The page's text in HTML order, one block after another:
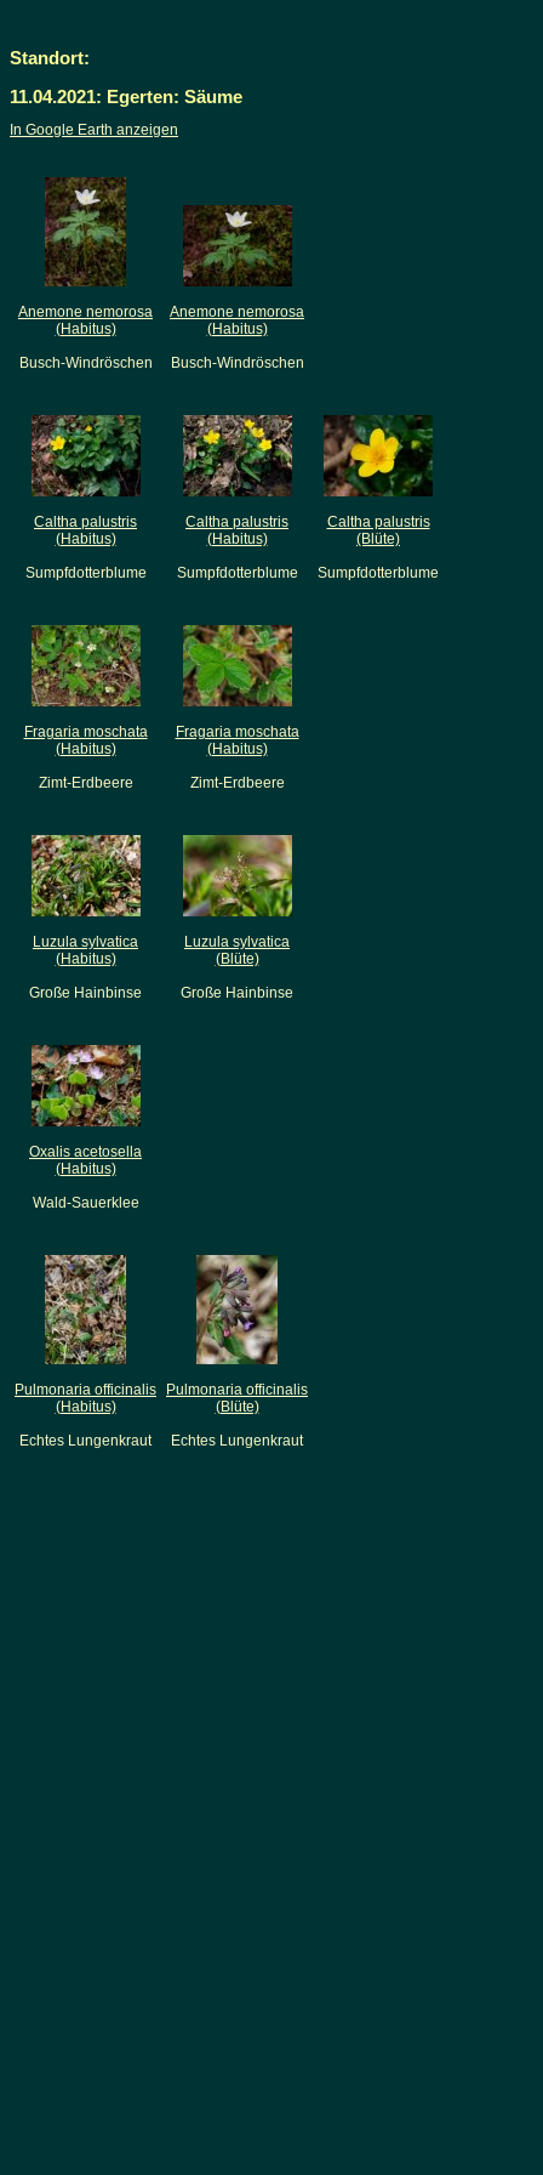
Standort:
11.04.2021: Egerten: Säume
In Google Earth anzeigen
Anemone nemorosa
(Habitus)
Busch-Windröschen
Anemone nemorosa
(Habitus)
Busch-Windröschen
Caltha palustris
(Habitus)
Sumpfdotterblume
Caltha palustris
(Habitus)
Sumpfdotterblume
Caltha palustris
(Blüte)
Sumpfdotterblume
Fragaria moschata
(Habitus)
Zimt-Erdbeere
Fragaria moschata
(Habitus)
Zimt-Erdbeere
Luzula sylvatica
(Habitus)
Große Hainbinse
Luzula sylvatica
(Blüte)
Große Hainbinse
Oxalis acetosella
(Habitus)
Wald-Sauerklee
Pulmonaria officinalis
(Habitus)
Echtes Lungenkraut
Pulmonaria officinalis
(Blüte)
Echtes Lungenkraut